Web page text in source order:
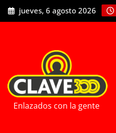
Saltar
al
jueves, 6 agosto 2026
Enlazados con la gente